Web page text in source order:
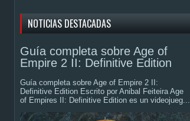
NOTICIAS DESTACADAS
Guía completa sobre Age of
Empire 2 II: Definitive Edition
Guía completa sobre Age of Empire 2 II:
Definitive Edition Escrito por Anibal Feiteira Age
of Empires II: Definitive Edition es un videojueg...